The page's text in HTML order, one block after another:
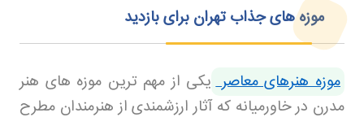
موزه های جذاب تهران برای بازدید
موزه هنرهای معاصر یکی از مهم ترین موزه های هنر
مدرن در خاورمیانه که آثار ارزشمندی از هنرمندان مطرح